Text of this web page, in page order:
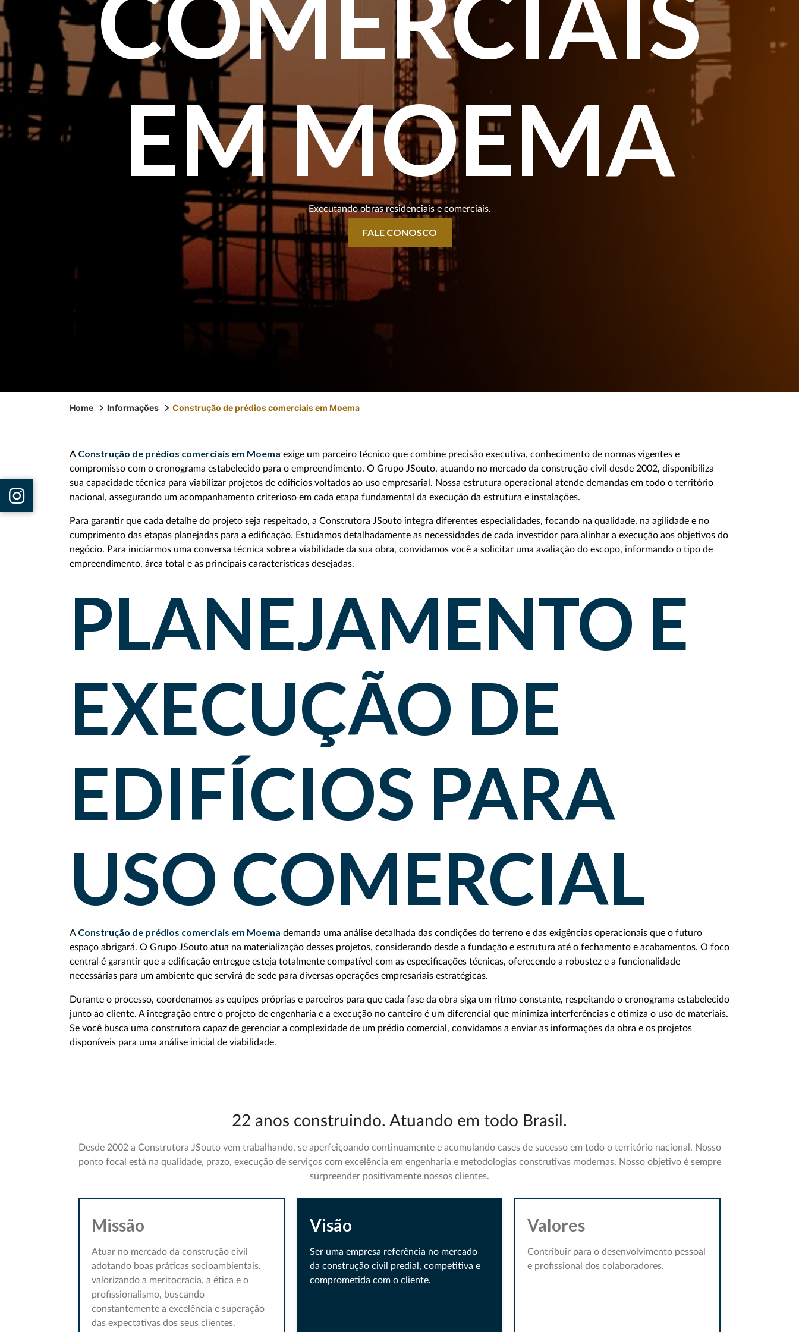
EM MOEMA
Executando obras residenciais e comerciais.
FALE CONOSCO
Home Informações Construção de prédios comerciais em Moema
A Construção de prédios comerciais em Moema exige um parceiro técnico que combine precisão executiva, conhecimento de normas vigentes e
compromisso com o cronograma estabelecido para o empreendimento. O Grupo JSouto, atuando no mercado da construção civil desde 2002, disponibiliza
sua capacidade técnica para viabilizar projetos de edifícios voltados ao uso empresarial. Nossa estrutura operacional atende demandas em todo o território
nacional, assegurando um acompanhamento criterioso em cada etapa fundamental da execução da estrutura e instalações.
Para garantir que cada detalhe do projeto seja respeitado, a Construtora JSouto integra diferentes especialidades, focando na qualidade, na agilidade e no
cumprimento das etapas planejadas para a edificação. Estudamos detalhadamente as necessidades de cada investidor para alinhar a execução aos objetivos do
negócio. Para iniciarmos uma conversa técnica sobre a viabilidade da sua obra, convidamos você a solicitar uma avaliação do escopo, informando o tipo de
empreendimento, área total e as principais características desejadas.
PLANEJAMENTO E
EXECUÇÃO DE
EDIFÍCIOS PARA
USO COMERCIAL
A Construção de prédios comerciais em Moema demanda uma análise detalhada das condições do terreno e das exigências operacionais que o futuro
espaço abrigará. O Grupo JSouto atua na materialização desses projetos, considerando desde a fundação e estrutura até o fechamento e acabamentos. O foco
central é garantir que a edificação entregue esteja totalmente compatível com as especificações técnicas, oferecendo a robustez e a funcionalidade
necessárias para um ambiente que servirá de sede para diversas operações empresariais estratégicas.
Durante o processo, coordenamos as equipes próprias e parceiros para que cada fase da obra siga um ritmo constante, respeitando o cronograma estabelecido
junto ao cliente. A integração entre o projeto de engenharia e a execução no canteiro é um diferencial que minimiza interferências e otimiza o uso de materiais.
Se você busca uma construtora capaz de gerenciar a complexidade de um prédio comercial, convidamos a enviar as informações da obra e os projetos
disponíveis para uma análise inicial de viabilidade.
22 anos construindo. Atuando em todo Brasil.
Desde 2002 a Construtora JSouto vem trabalhando, se aperfeiçoando continuamente e acumulando cases de sucesso em todo o território nacional. Nosso
ponto focal está na qualidade, prazo, execução de serviços com excelência em engenharia e metodologias construtivas modernas. Nosso objetivo é sempre
surpreender positivamente nossos clientes.
Missão
Atuar no mercado da construção civil
adotando boas práticas socioambientais,
valorizando a meritocracia, a ética e o
profissionalismo, buscando
constantemente a excelência e superação
das expectativas dos seus clientes.
Visão
Ser uma empresa referência no mercado
da construção civil predial, competitiva e
comprometida com o cliente.
Valores
Contribuir para o desenvolvimento pessoal
e profissional dos colaboradores.